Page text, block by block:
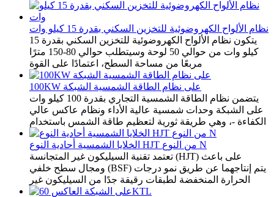
نظام الألواح الكهروضوئية للتخزين السكني بقدرة 15 كيلو وات
يتكون نظام الألواح الكهروضوئية للتخزين السكني بقدرة 15
كيلو وات من حوالي 50 لوحة وسيتطلب حوالي 80-150 مترًا
مربعًا من مساحة السطح، اعتمادًا على القوة
100KW على نظام الطاقة الشمسية الشبكة
يتضمن نظام الطاقة الشمسية التجاري بقدرة 100 كيلو وات
على الشبكة وحدات شمسية عالية الأداء ونظام عاكس عالي
الكفاءة -، وهي طريقة ثورية لتعظيم طاقة الشمس باستخدام
الخلايا الشمسية أحادية النوع HJT من النوع N
تعتمد تقنية السيليكون غير المتجانسة (HJT) على باعث
ومجال سطح خلفي (BSF) يتم إنتاجهما عن طريق نمو درجات
الحرارة المنخفضة لطبقات رقيقة جدًا من السيليكون غير